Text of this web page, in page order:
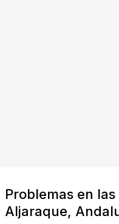
Problemas en
Aljaraque,